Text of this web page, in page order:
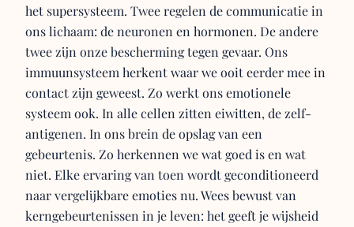
het supersysteem. Twee regelen de communicatie in
ons lichaam: de neuronen en hormonen. De andere
twee zijn onze bescherming tegen gevaar. Ons
immuunsysteem herkent waar we ooit eerder mee in
contact zijn geweest. Zo werkt ons emotionele
systeem ook. In alle cellen zitten eiwitten, de zelf-
antigenen. In ons brein de opslag van een
gebeurtenis. Zo herkennen we wat goed is en wat
niet. Elke ervaring van toen wordt geconditioneerd
naar vergelijkbare emoties nu. Wees bewust van
kerngebeurtenissen in je leven: het geeft je wijsheid